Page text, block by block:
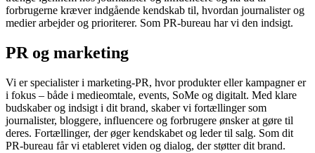
forbrugerne kræver indgående kendskab til, hvordan journalister og
medier arbejder og prioriterer. Som PR-bureau har vi den indsigt.
PR og marketing
Vi er specialister i marketing-PR, hvor produkter eller kampagner er
i fokus – både i medieomtale, events, SoMe og digitalt. Med klare
budskaber og indsigt i dit brand, skaber vi fortællinger som
journalister, bloggere, influencere og forbrugere ønsker at gøre til
deres. Fortællinger, der øger kendskabet og leder til salg. Som dit
PR-bureau får vi etableret viden og dialog, der støtter dit brand.